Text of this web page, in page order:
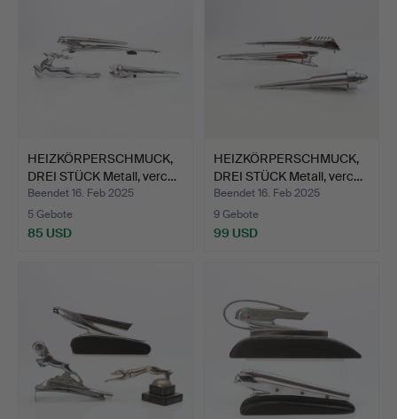
HEIZKÖRPERSCHMUCK,
DREI STÜCK Metall, verc…
Beendet 16. Feb 2025
5 Gebote
85 USD
HEIZKÖRPERSCHMUCK,
DREI STÜCK Metall, verc…
Beendet 16. Feb 2025
9 Gebote
99 USD